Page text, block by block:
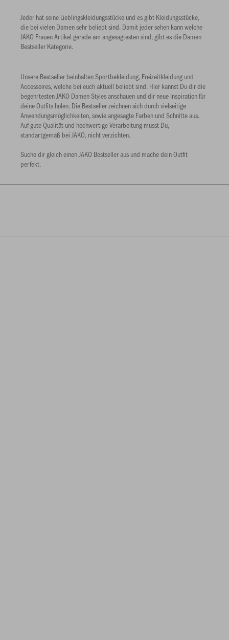
Jeder hat seine Lieblingskleidungsstücke und es gibt Kleidungsstücke,
die bei vielen Damen sehr beliebt sind. Damit jeder sehen kann welche
JAKO Frauen Artikel gerade am angesagtesten sind, gibt es die Damen
Bestseller Kategorie.
Unsere Bestseller beinhalten Sportbekleidung, Freizeitkleidung und
Accessoires, welche bei euch aktuell beliebt sind. Hier kannst Du dir die
begehrtesten JAKO Damen Styles anschauen und dir neue Inspiration für
deine Outfits holen. Die Bestseller zeichnen sich durch vielseitige
Anwendungsmöglichkeiten, sowie angesagte Farben und Schnitte aus.
Auf gute Qualität und hochwertige Verarbeitung musst Du,
standartgemäß bei JAKO, nicht verzichten.
Suche dir gleich einen JAKO Bestseller aus und mache dein Outfit
perfekt.